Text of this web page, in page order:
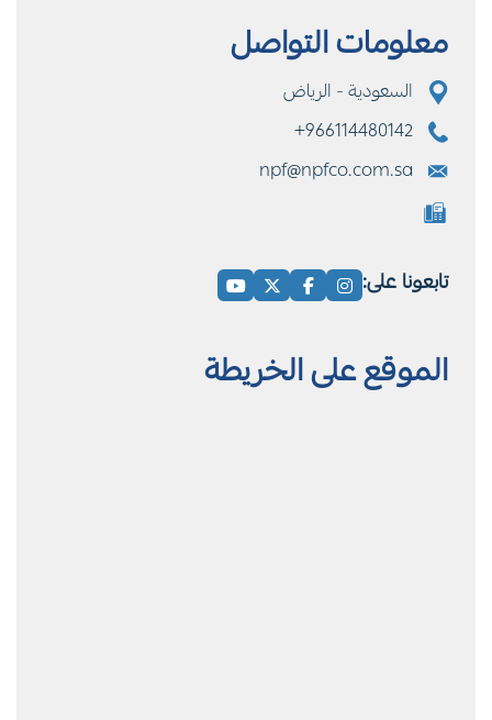
معلومات التواصل
السعودية - الرياض
+966114480142
npf@npfco.com.sa
تابعونا على:
الموقع على الخريطة